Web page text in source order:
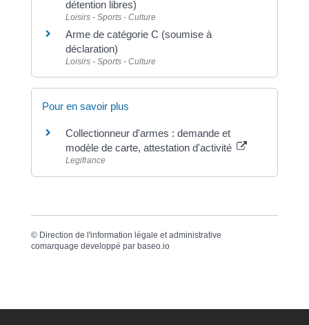
détention libres)
Loisirs - Sports - Culture
Arme de catégorie C (soumise à
déclaration)
Loisirs - Sports - Culture
Pour en savoir plus
Collectionneur d'armes : demande et
modèle de carte, attestation d'activité
Legifrance
© Direction de l'information légale et administrative
comarquage developpé par baseo.io